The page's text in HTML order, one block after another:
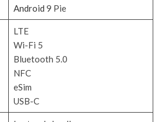
Android 9 Pie
LTE
Wi-Fi 5
Bluetooth 5.0
NFC
eSim
USB-C